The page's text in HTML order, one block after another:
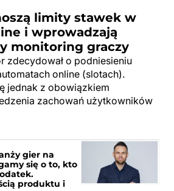
limity stawek w
i wprowadzają
monitoring graczy
zdecydował o podniesieniu
online (slotach).
jednak z obowiązkiem
zachowań użytkowników
gier na
się o to, kto
produktu i